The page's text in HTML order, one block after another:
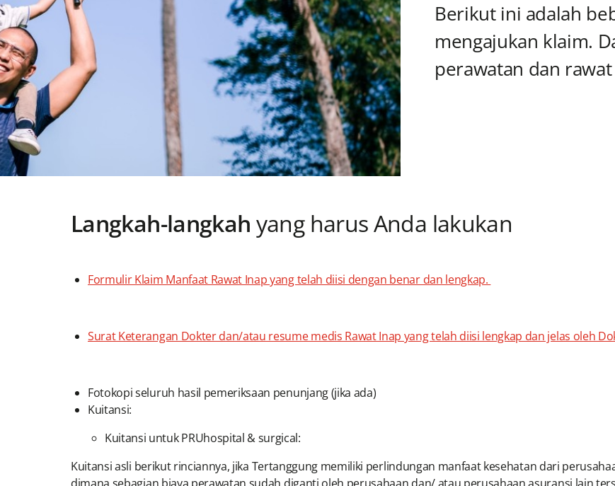
Berikut ini adalah
mengajukan klaim.
perawatan dan
Langkah-langkah yang harus Anda lakukan
Formulir Klaim Manfaat Rawat Inap yang telah diisi dengan benar dan lengkap.
Surat Keterangan Dokter dan/atau resume medis Rawat Inap yang telah diisi lengkap dan jelas oleh
Fotokopi seluruh hasil pemeriksaan penunjang (jika ada)
Kuitansi:
Kuitansi untuk PRUhospital & surgical:
Kuitansi asli berikut rinciannya, jika Tertanggung memiliki perlindungan manfaat kesehatan dari